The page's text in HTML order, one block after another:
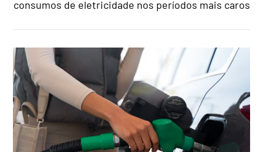
consumos de eletricidade nos períodos mais caros